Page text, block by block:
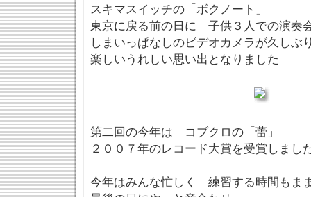
スキマスイッチの「ボクノート」
東京に戻る前の日に 子供３人での演奏
しまいっぱなしのビデオカメラが久しぶ
楽しいうれしい思い出となりました
第二回の今年は コブクロの「蕾」
２００７年のレコード大賞を受賞しまし
今年はみんな忙しく 練習する時間もま